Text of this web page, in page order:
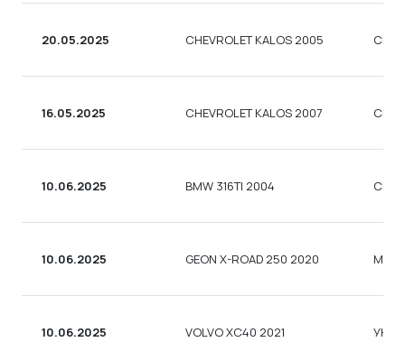
20.05.2025 CHEVROLET KALOS 2005
16.05.2025 CHEVROLET KALOS 2007
10.06.2025 BMW 316TI 2004
10.06.2025 GEON X-ROAD 250 2020
10.06.2025 VOLVO XC40 2021